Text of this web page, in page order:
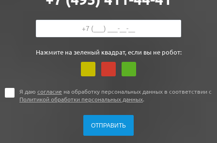
Нажмите на зеленый квадрат, если вы не робот:
Я даю согласие на обработку персональных данных в соответствии с
Политикой обработки персональных данных.